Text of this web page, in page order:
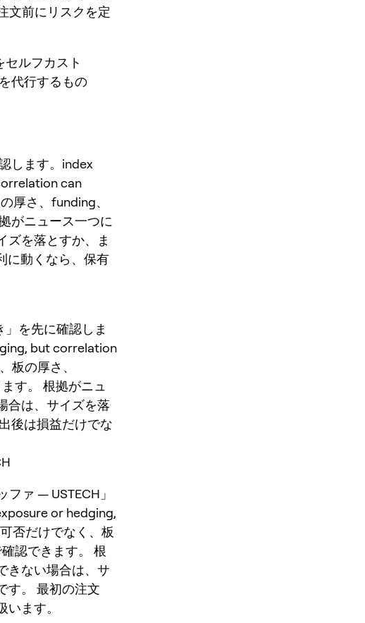
文前にリスクを定
ルフカスト
代行するもの
します。index
can
厚さ、funding、
がニュース一つに
ズを落とすか、ま
に動くなら、保有
を先に確認しま
but correlation
板の厚さ、
す。 根拠がニュ
合は、サイズを落
後は損益だけでな
ァ — USTECH」
or hedging,
否だけでなく、板
認できます。 根
きない場合は、サ
す。 最初の注文
ます。